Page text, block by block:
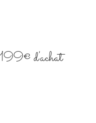
d'achat